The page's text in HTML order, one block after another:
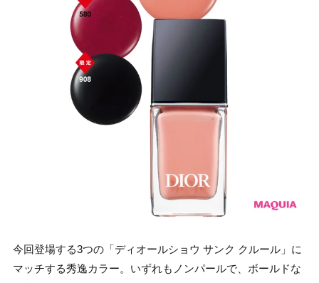
今回登場する3つの「ディオールショウ サンク クルール」に
マッチする秀逸カラー。いずれもノンパールで、ボールドな